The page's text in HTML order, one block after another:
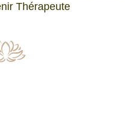
Thérapeute